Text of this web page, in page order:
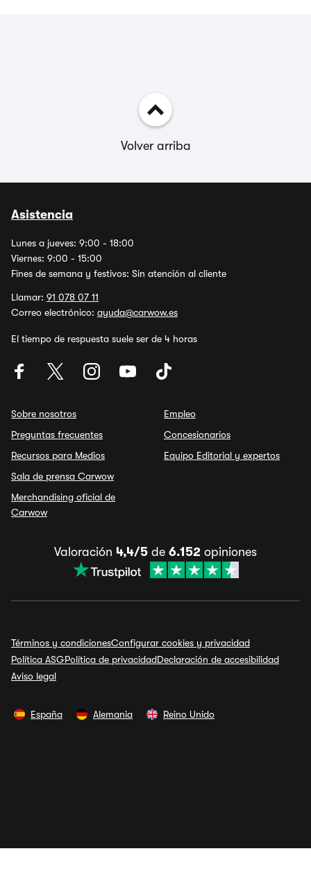
Volver arriba
Asistencia
Lunes a jueves: 9:00 - 18:00
Viernes: 9:00 - 15:00
Fines de semana y festivos: Sin atención al cliente
Llamar: 91 078 07 11
Correo electrónico: ayuda@carwow.es
El tiempo de respuesta suele ser de 4 horas
Sobre nosotros
Preguntas frecuentes
Recursos para Medios
Sala de prensa Carwow
Merchandising oficial de
Carwow
Empleo
Concesionarios
Equipo Editorial y expertos
Valoración 4,4/5 de 6.152 opiniones
Términos y condicionesConfigurar cookies y privacidad
Política ASGPolítica de privacidadDeclaración de accesibilidad
Aviso legal
España Alemania Reino Unido